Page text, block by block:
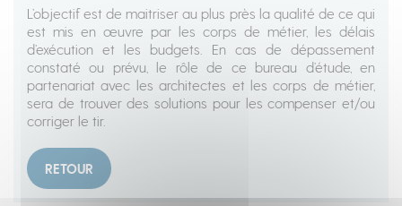
L’objectif est de maitriser au plus près la qualité de ce qui
est mis en œuvre par les corps de métier, les délais
d’exécution et les budgets. En cas de dépassement
constaté ou prévu, le rôle de ce bureau d’étude, en
partenariat avec les architectes et les corps de métier,
sera de trouver des solutions pour les compenser et/ou
corriger le tir.
RETOUR